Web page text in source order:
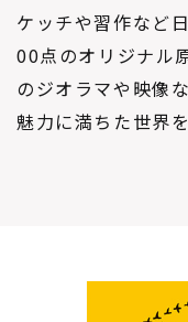
ケッチや習作など
00点のオリジナル
のジオラマや映像
魅力に満ちた世界